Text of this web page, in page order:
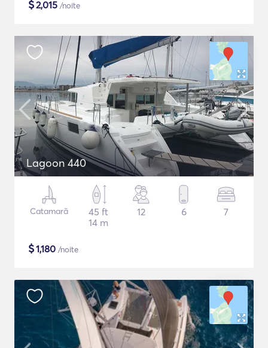
$2,015 /noite
Lagoon 440
Catamarã
45 ft
14 m
12 6 7
$1,180 /noite